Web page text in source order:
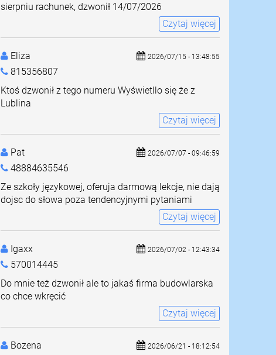
sierpniu rachunek, dzwonił 14/07/2026
Czytaj więcej
Eliza
815356807
2026/07/15 - 13:48:55
Ktoś dzwonił z tego numeru Wyświetllo się że z
Lublina
Czytaj więcej
Pat
48884635546
2026/07/07 - 09:46:59
Ze szkoły językowej, oferuja darmową lekcje, nie dają
dojsc do słowa poza tendencyjnymi pytaniami
Czytaj więcej
Igaxx
570014445
2026/07/02 - 12:43:34
Do mnie też dzwonił ale to jakaś firma budowlarska
co chce wkręcić
Czytaj więcej
Bozena
2026/06/21 - 18:12:54